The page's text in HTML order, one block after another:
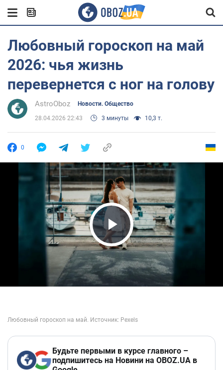
Любовный гороскоп на май
2026: чья жизнь
перевернется с ног на голову
AstroOboz Новости. Общество
28.04.2026 22:43 3 минуты 10,3 т.
0
Play Video
Будьте первыми в курсе главного –
подпишитесь на Новини на OBOZ.UA в